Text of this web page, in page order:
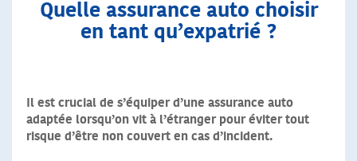
Quelle assurance auto choisir
en tant qu’expatrié ?
Il est crucial de s’équiper d’une assurance auto
adaptée lorsqu’on vit à l’étranger pour éviter tout
risque d’être non couvert en cas d’incident.